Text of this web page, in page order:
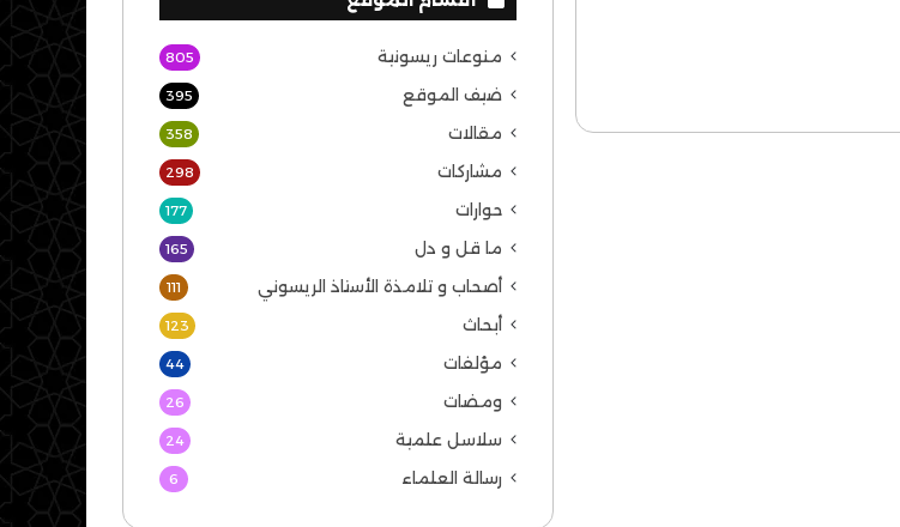
منوعات ريسونية 805
ضيف الموقع 395
مقالات 358
مشاركات 298
حوارات 177
ما قل و دل 165
أصحاب و تلامذة الأستاذ الريسوني 111
أبحاث 123
مؤلفات 44
ومضات 26
سلاسل علمية 24
رسالة العلماء 6